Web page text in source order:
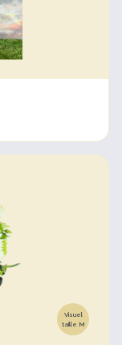
Visuel
taille M